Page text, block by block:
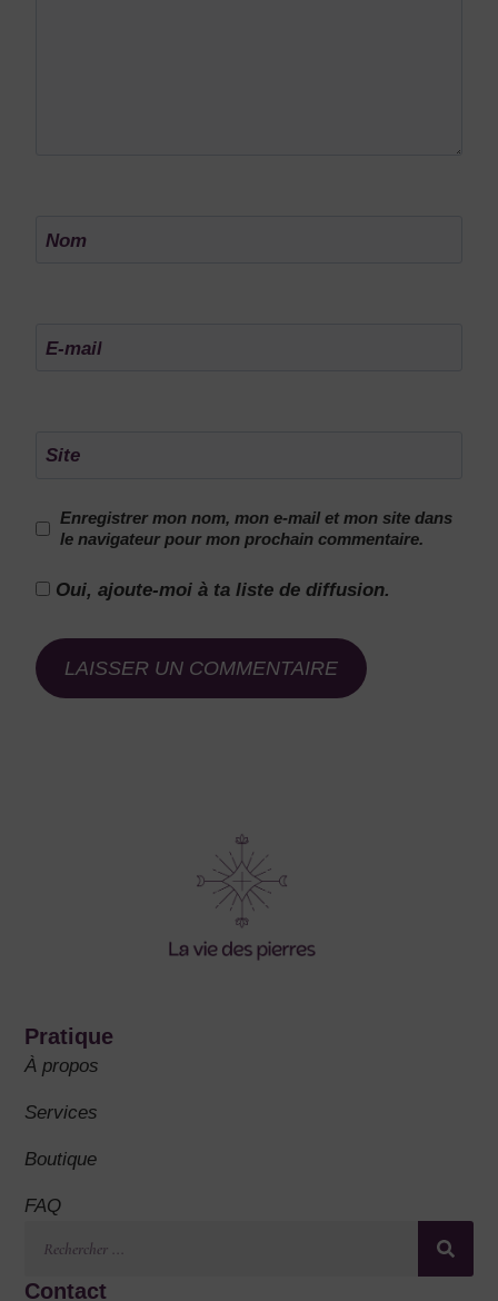
Nom
E-mail
Site
Enregistrer mon nom, mon e-mail et mon site dans
le navigateur pour mon prochain commentaire.
Oui, ajoute-moi à ta liste de diffusion.
Pratique
À propos
Services
Boutique
FAQ
Contact